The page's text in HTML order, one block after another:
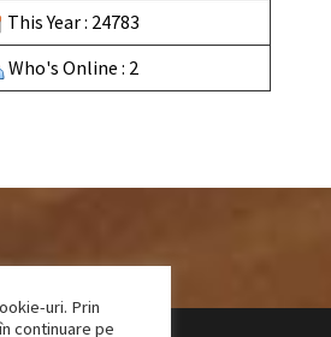
This Year : 24783
Who's Online : 2
uri. Prin
continuare pe